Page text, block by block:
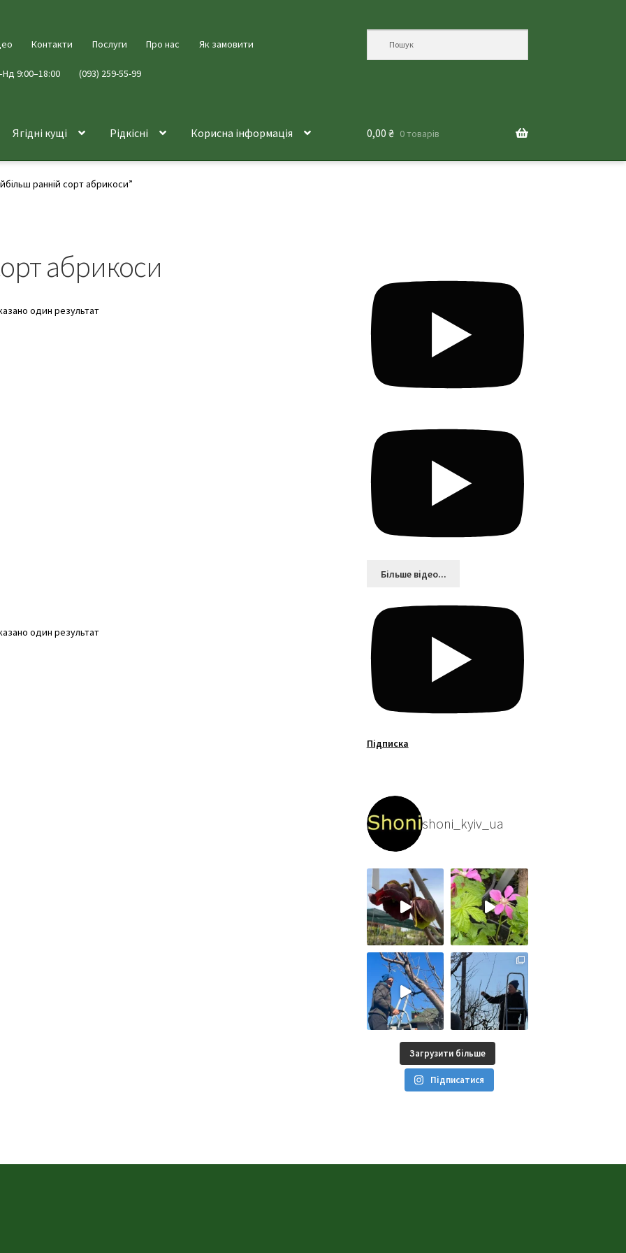
Контакти Послуги Про нас Як замовити
9:00–18:00 (093) 259-55-99
Ягідні кущі Рідкісні Корисна інформація 0,00 ₴ 0 товарів
ранній сорт абрикоси”
абрикоси
один результат
один результат
Більшe відео...
Підписка
shoni_kyiv_ua
Загрузити більше
Підписатися